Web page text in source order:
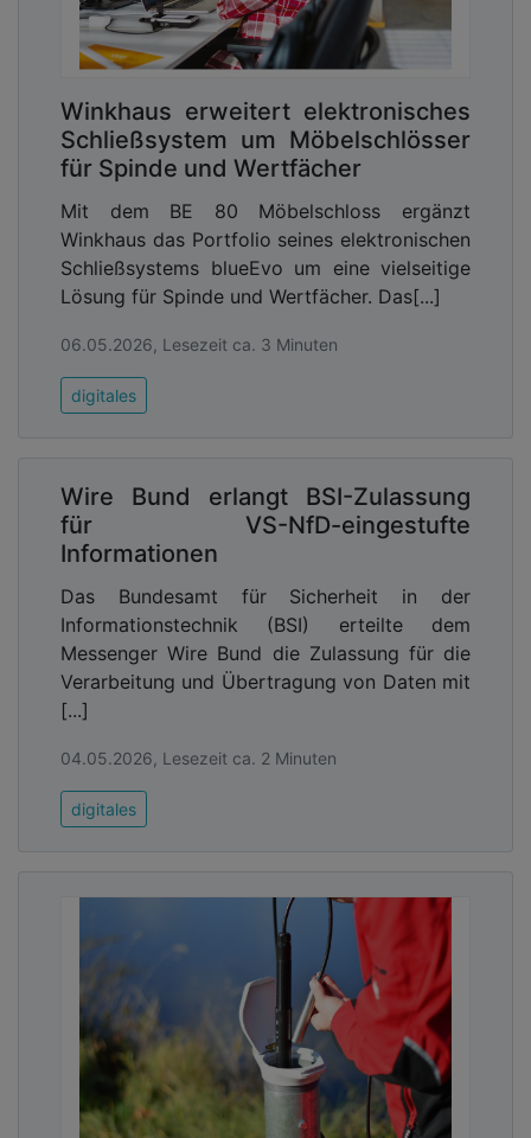
Winkhaus erweitert elektronisches
Schließsystem um Möbelschlösser
für Spinde und Wertfächer
Mit dem BE 80 Möbelschloss ergänzt
Winkhaus das Portfolio seines elektronischen
Schließsystems blueEvo um eine vielseitige
Lösung für Spinde und Wertfächer. Das[...]
06.05.2026, Lesezeit ca. 3 Minuten
digitales
Wire Bund erlangt BSI-Zulassung
für VS-NfD-eingestufte
Informationen
Das Bundesamt für Sicherheit in der
Informationstechnik (BSI) erteilte dem
Messenger Wire Bund die Zulassung für die
Verarbeitung und Übertragung von Daten mit
[...]
04.05.2026, Lesezeit ca. 2 Minuten
digitales